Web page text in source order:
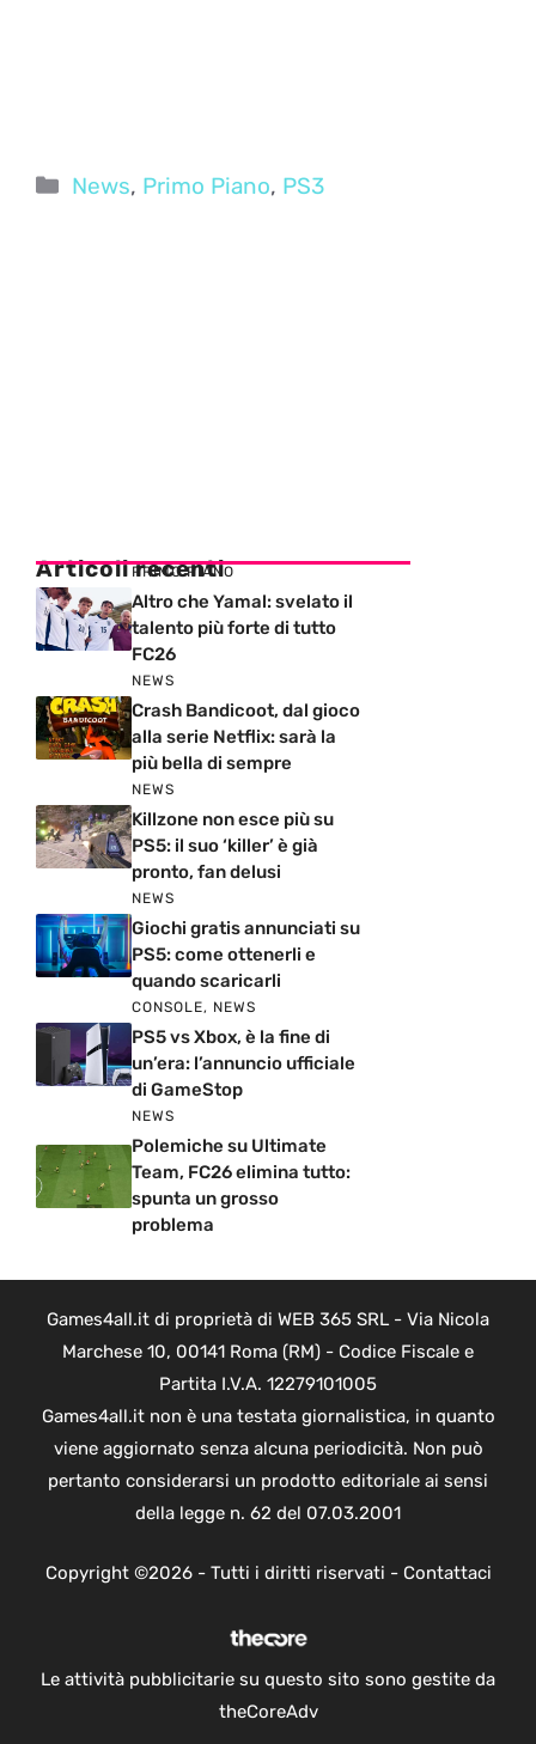
Categorie
News, Primo Piano, PS3
Articoli recenti
PRIMO PIANO
Altro che Yamal: svelato il
talento più forte di tutto
FC26
NEWS
Crash Bandicoot, dal gioco
alla serie Netflix: sarà la
più bella di sempre
NEWS
Killzone non esce più su
PS5: il suo ‘killer’ è già
pronto, fan delusi
NEWS
Giochi gratis annunciati su
PS5: come ottenerli e
quando scaricarli
CONSOLE, NEWS
PS5 vs Xbox, è la fine di
un’era: l’annuncio ufficiale
di GameStop
NEWS
Polemiche su Ultimate
Team, FC26 elimina tutto:
spunta un grosso
problema
Games4all.it di proprietà di WEB 365 SRL - Via Nicola
Marchese 10, 00141 Roma (RM) - Codice Fiscale e
Partita I.V.A. 12279101005
Games4all.it non è una testata giornalistica, in quanto
viene aggiornato senza alcuna periodicità. Non può
pertanto considerarsi un prodotto editoriale ai sensi
della legge n. 62 del 07.03.2001
Copyright ©2026 - Tutti i diritti riservati - Contattaci
Le attività pubblicitarie su questo sito sono gestite da
theCoreAdv